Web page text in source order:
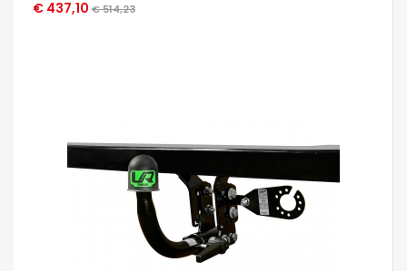
€ 437,10 € 514,23
OCCHIATA VELOCE